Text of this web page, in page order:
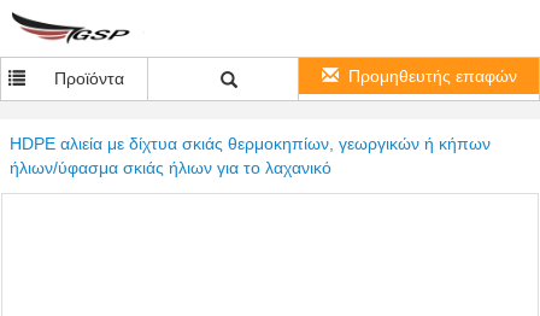
Προϊόντα Προμηθευτής επαφών
HDPE αλιεία με δίχτυα σκιάς θερμοκηπίων, γεωργικών ή κήπων
ήλιων/ύφασμα σκιάς ήλιων για το λαχανικό